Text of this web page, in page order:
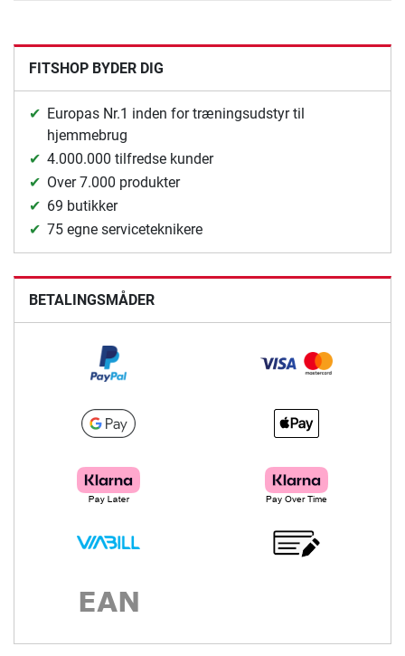
FITSHOP BYDER DIG
Europas Nr.1 inden for træningsudstyr til
hjemmebrug
4.000.000 tilfredse kunder
Over 7.000 produkter
69 butikker
75 egne serviceteknikere
BETALINGSMÅDER